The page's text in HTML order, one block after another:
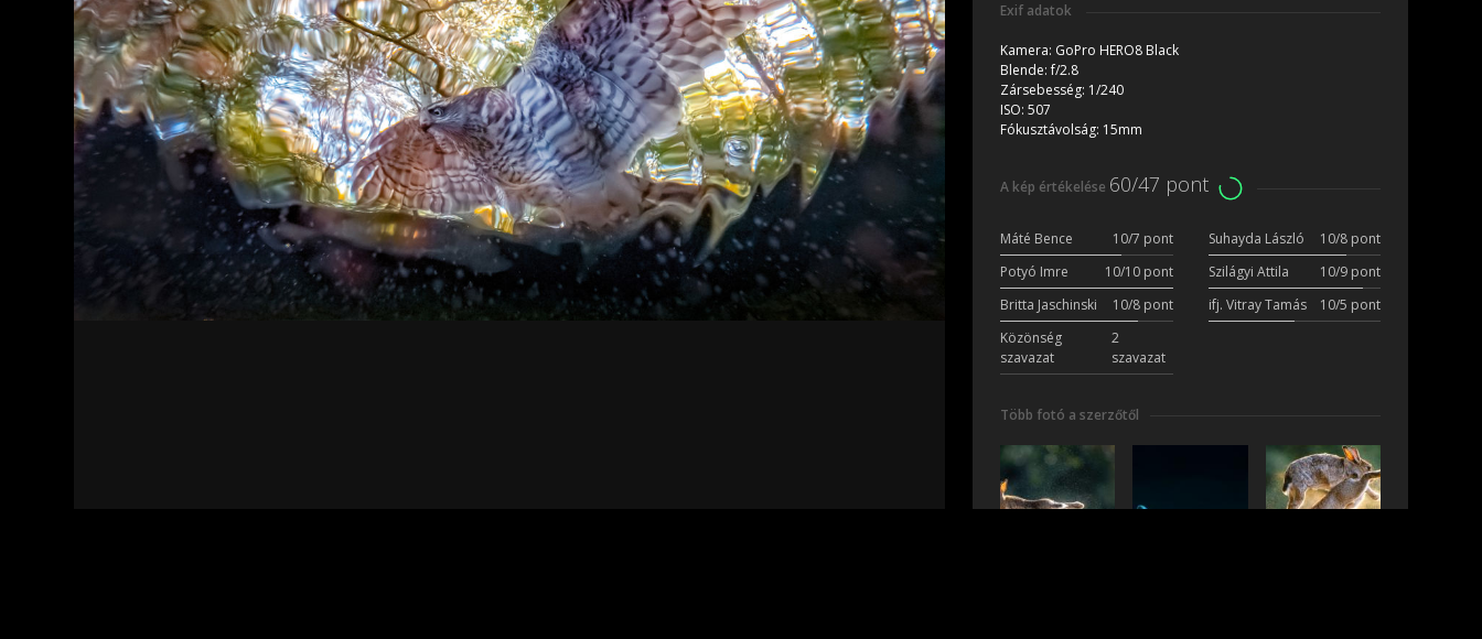
Exif adatok
Kamera: GoPro HERO8 Black
Blende:f/2.8
Zársebesség: 1/240
ISO: 507
Fókusztávolság: 15mm
A kép értékelése 60/47 pont
Máté Bence 10/7 pont Suhayda László
10/8 pont
Potyó Imre
10/10 pont Szilágyi Attila
10/9 pont
Britta Jaschinski
10/8 pont ifj. Vitray Tamás
10/5 pont
Közönség
szavazat
2
szavazat
Több fotó a szerzőtől